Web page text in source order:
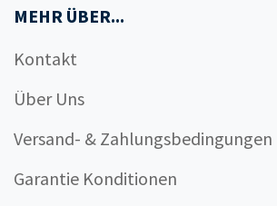
MEHR ÜBER...
Kontakt
Über Uns
Versand- & Zahlungsbedingungen
Garantie Konditionen